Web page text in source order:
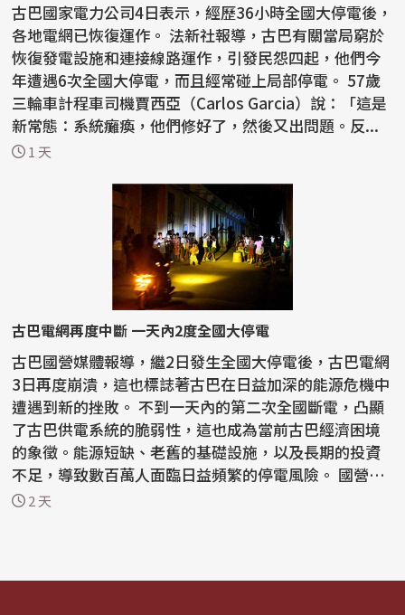
古巴國家電力公司4日表示，經歷36小時全國大停電後，
各地電網已恢復運作。 法新社報導，古巴有關當局窮於
恢復發電設施和連接線路運作，引發民怨四起，他們今
年遭遇6次全國大停電，而且經常碰上局部停電。 57歲
三輪車計程車司機賈西亞（Carlos Garcia）說：「這是
新常態：系統癱瘓，他們修好了，然後又出問題。反...
1 天
古巴電網再度中斷 一天內2度全國大停電
古巴國營媒體報導，繼2日發生全國大停電後，古巴電網
3日再度崩潰，這也標誌著古巴在日益加深的能源危機中
遭遇到新的挫敗。 不到一天內的第二次全國斷電，凸顯
了古巴供電系統的脆弱性，這也成為當前古巴經濟困境
的象徵。能源短缺、老舊的基礎設施，以及長期的投資
不足，導致數百萬人面臨日益頻繁的停電風險。 國營
電...2 天